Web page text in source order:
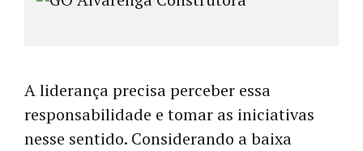
A liderança precisa perceber essa
responsabilidade e tomar as iniciativas
nesse sentido. Considerando a baixa